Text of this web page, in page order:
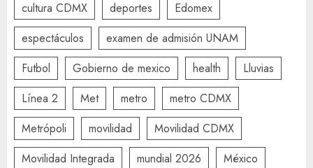
cultura CDMX
deportes
Edomex
espectáculos
examen de admisión UNAM
Futbol
Gobierno de mexico health
Lluvias
Línea 2
Met metro
metro CDMX
Metrópoli
movilidad
Movilidad CDMX
Movilidad Integrada
mundial 2026
México